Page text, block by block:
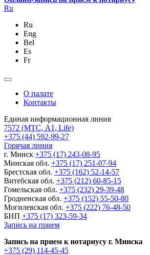
Ru
Ru
Eng
Bel
Es
Fr
О палате
Контакты
Единая информационная линия
7572 (МТС, A1, Life)
+375 (44) 592-99-27
Горячая линия
г. Минск +375 (17) 243-08-95
Минская обл. +375 (17) 251-07-94
Брестская обл. +375 (162) 52-14-57
Витебская обл. +375 (212) 60-85-15
Гомельская обл. +375 (232) 29-39-48
Гродненская обл. +375 (152) 55-50-80
Могилевская обл. +375 (222) 76-48-50
БНП +375 (17) 323-59-34
Запись на прием
Запись на прием к нотариусу г. Минска
+375 (29) 114-45-45